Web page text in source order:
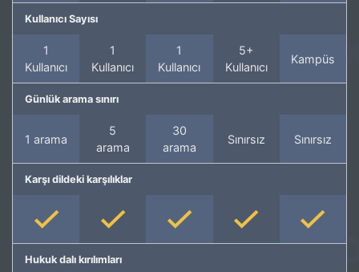
Kullanıcı Sayısı
1
Kullanıcı
1
Kullanıcı
1
Kullanıcı
5+
Kullanıcı
Kampüs
Günlük arama sınırı
1 arama
5
arama
30
arama
Sınırsız Sınırsız
Karşı dildeki karşılıklar
Hukuk dalı kırılımları